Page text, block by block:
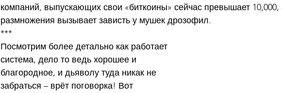
компаний, выпускающих свои «биткоины» сейчас превышает 10,000,
размножения вызывает зависть у мушек дрозофил.
***
Посмотрим более детально как работает
система, дело то ведь хорошее и
благородное, и дьяволу туда никак не
забраться – врёт поговорка! Вот